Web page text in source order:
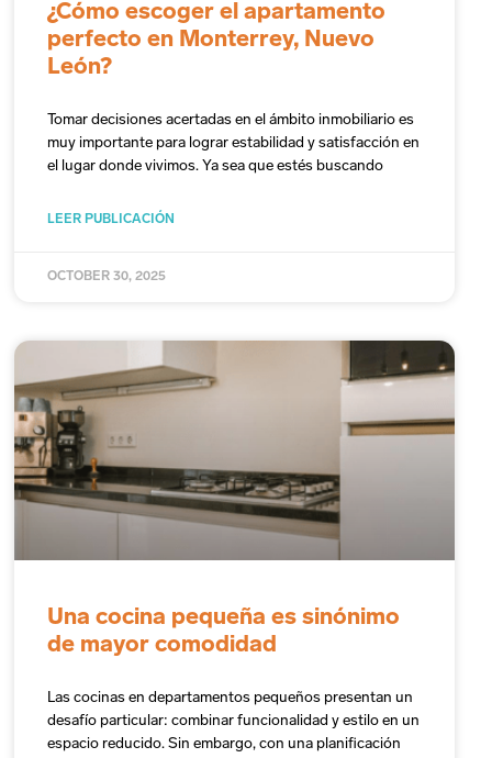
¿Cómo escoger el apartamento
perfecto en Monterrey, Nuevo
León?
Tomar decisiones acertadas en el ámbito inmobiliario es
muy importante para lograr estabilidad y satisfacción en
el lugar donde vivimos. Ya sea que estés buscando
LEER PUBLICACIÓN
OCTOBER 30, 2025
Una cocina pequeña es sinónimo
de mayor comodidad
Las cocinas en departamentos pequeños presentan un
desafío particular: combinar funcionalidad y estilo en un
espacio reducido. Sin embargo, con una planificación